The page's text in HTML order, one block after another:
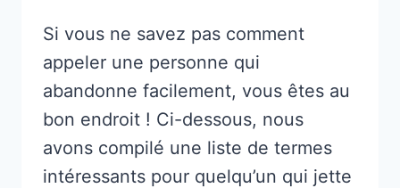
Si vous ne savez pas comment
appeler une personne qui
abandonne facilement, vous êtes au
bon endroit ! Ci-dessous, nous
avons compilé une liste de termes
intéressants pour quelqu’un qui jette